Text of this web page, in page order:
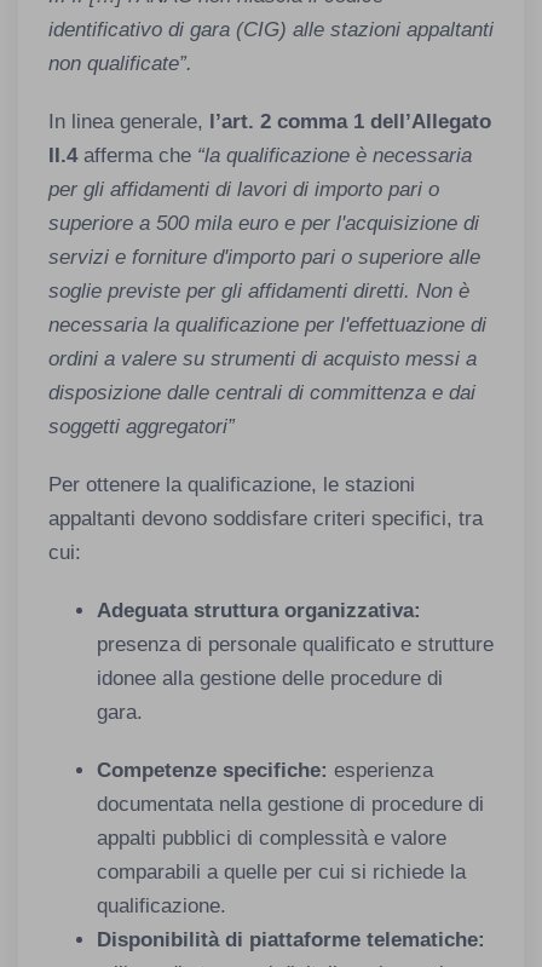
identificativo di gara (CIG) alle stazioni appaltanti
non qualificate”.
In linea generale, l’art. 2 comma 1 dell’Allegato
II.4afferma che “la qualificazione è necessaria
per gli affidamenti di lavori di importo pari o
superiore a 500 mila euro e per l'acquisizione di
servizi e forniture d'importo pari o superiore alle
soglie previste per gli affidamenti diretti. Non è
necessaria la qualificazione per l'effettuazione di
ordini a valere su strumenti di acquisto messi a
disposizione dalle centrali di committenza e dai
soggetti aggregatori”
Per ottenere la qualificazione, le stazioni
appaltanti devono soddisfare criteri specifici, tra
cui:​
Adeguata struttura organizzativa:
presenza di personale qualificato e strutture
idonee alla gestione delle procedure di
gara.
Competenze specifiche: esperienza
documentata nella gestione di procedure di
appalti pubblici di complessità e valore
comparabili a quelle per cui si richiede la
qualificazione.​
Disponibilità di piattaforme telematiche: